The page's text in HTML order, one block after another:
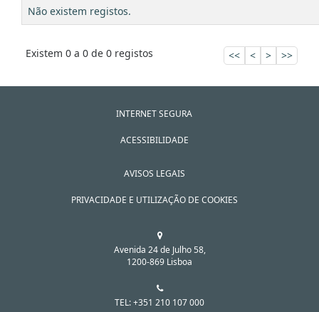
Não existem registos.
Existem 0 a 0 de 0 registos << < > >>
INTERNET SEGURA
ACESSIBILIDADE
AVISOS LEGAIS
PRIVACIDADE E UTILIZAÇÃO DE COOKIES
Avenida 24 de Julho 58,
1200-869 Lisboa
TEL: +351 210 107 000